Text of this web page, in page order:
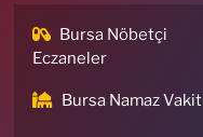
Bursa Nöbetçi
Eczaneler
Bursa Namaz